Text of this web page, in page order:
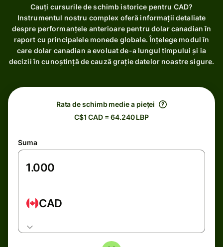
Cauți cursurile de schimb istorice pentru CAD?
Instrumentul nostru complex oferă informații detaliate
despre performanțele anterioare pentru dolar canadian în
raport cu principalele monede globale. Înțelege modul în
care dolar canadian a evoluat de-a lungul timpului și ia
decizii în cunoștință de cauză grație datelor noastre sigure.
Rata de schimb medie a pieței
C$1 CAD = 64.240 LBP
Suma
CAD